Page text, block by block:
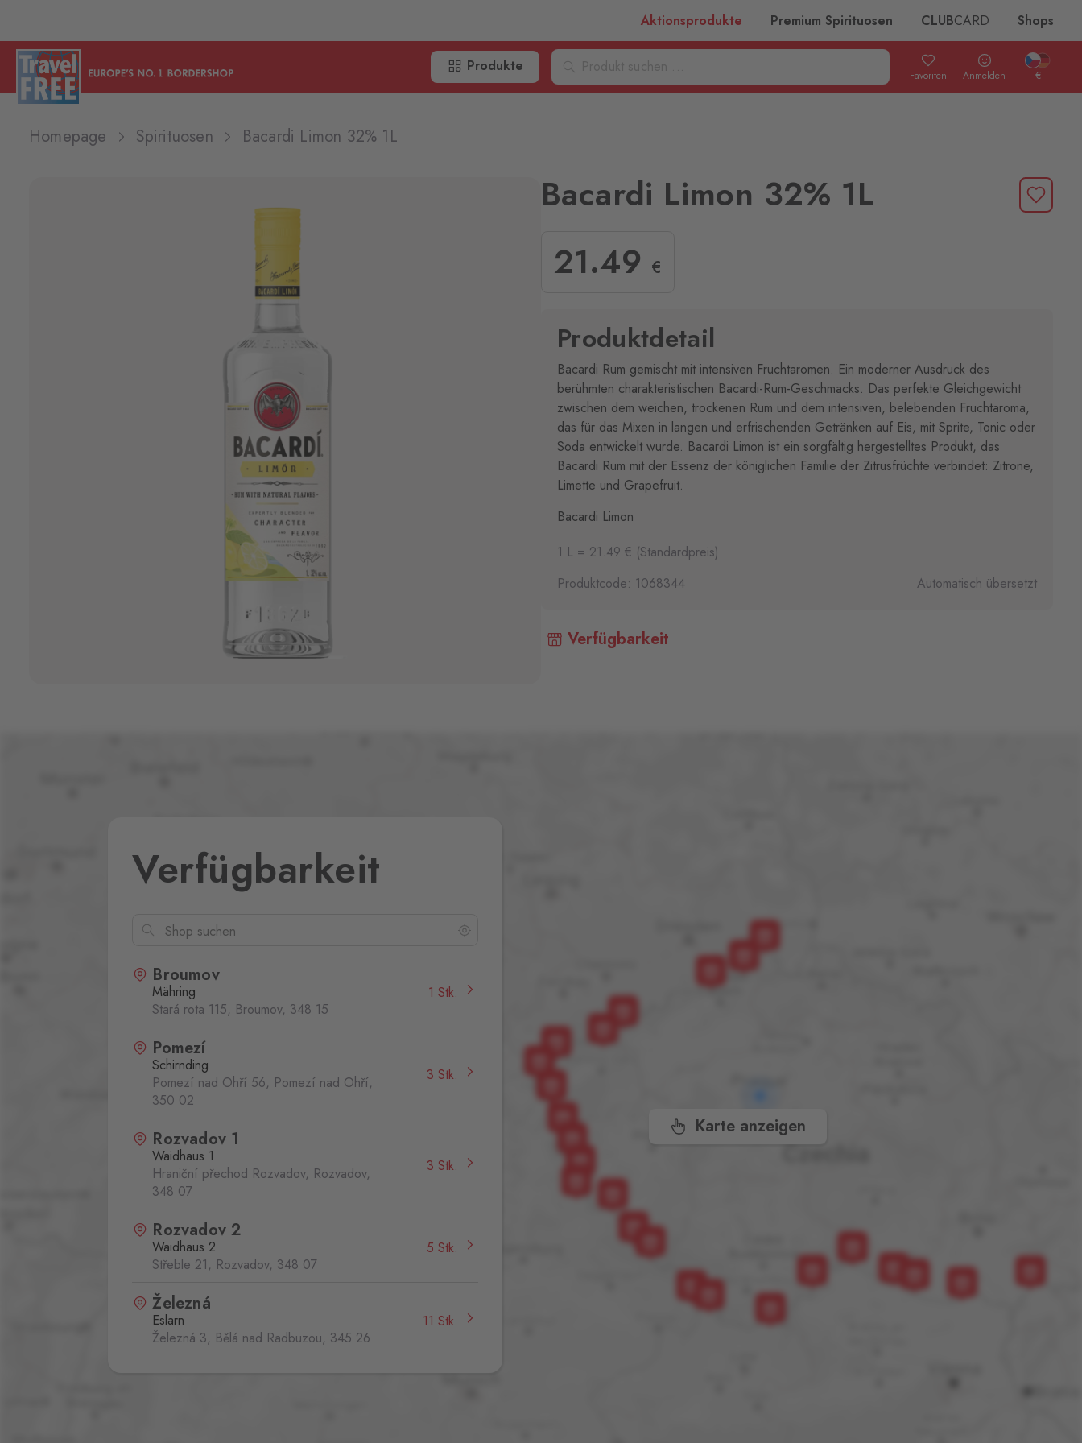
Aktionsprodukte Premium Spirituosen CLUBCARD Shops
Produkte
Favoriten Anmelden €
Homepage Spirituosen Bacardi Limon 32% 1L
Bacardi Limon 32% 1L
21.49 €
Produktdetail
Bacardi Rum gemischt mit intensiven Fruchtaromen. Ein moderner Ausdruck des
berühmten charakteristischen Bacardi-Rum-Geschmacks. Das perfekte Gleichgewicht
zwischen dem weichen, trockenen Rum und dem intensiven, belebenden Fruchtaroma,
das für das Mixen in langen und erfrischenden Getränken auf Eis, mit Sprite, Tonic oder
Soda entwickelt wurde. Bacardi Limon ist ein sorgfältig hergestelltes Produkt, das
Bacardi Rum mit der Essenz der königlichen Familie der Zitrusfrüchte verbindet: Zitrone,
Limette und Grapefruit.
Bacardi Limon
1 L = 21.49 € (Standardpreis)
Produktcode: 1068344
Automatisch übersetzt
Verfügbarkeit
Karte anzeigen
Verfügbarkeit
Broumov
Mähring
Stará rota 115, Broumov, 348 15
1 Stk.
Pomezí
Schirnding
Pomezí nad Ohří 56, Pomezí nad Ohří,
350 02
3 Stk.
Rozvadov 1
Waidhaus 1
Hraniční přechod Rozvadov, Rozvadov,
348 07
3 Stk.
Rozvadov 2
Waidhaus 2
Střeble 21, Rozvadov, 348 07
5 Stk.
Železná
Eslarn
Železná 3, Bělá nad Radbuzou, 345 26
11 Stk.